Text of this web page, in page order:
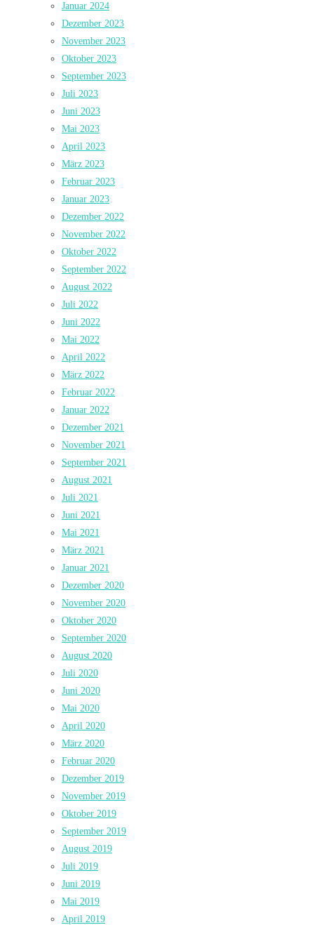
Januar 2024
Dezember 2023
November 2023
Oktober 2023
September 2023
Juli 2023
Juni 2023
Mai 2023
April 2023
März 2023
Februar 2023
Januar 2023
Dezember 2022
November 2022
Oktober 2022
September 2022
August 2022
Juli 2022
Juni 2022
Mai 2022
April 2022
März 2022
Februar 2022
Januar 2022
Dezember 2021
November 2021
September 2021
August 2021
Juli 2021
Juni 2021
Mai 2021
März 2021
Januar 2021
Dezember 2020
November 2020
Oktober 2020
September 2020
August 2020
Juli 2020
Juni 2020
Mai 2020
April 2020
März 2020
Februar 2020
Dezember 2019
November 2019
Oktober 2019
September 2019
August 2019
Juli 2019
Juni 2019
Mai 2019
April 2019